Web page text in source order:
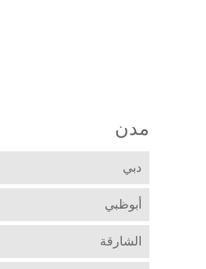
مدن
دبي
أبوظبي
الشارقة